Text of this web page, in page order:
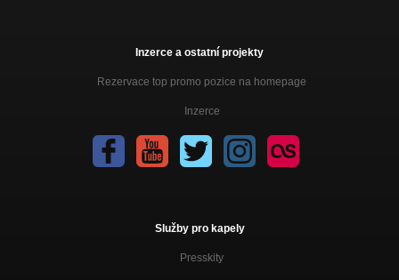
Inzerce a ostatní projekty
Rezervace top promo pozice na homepage
Inzerce
Služby pro kapely
Presskity